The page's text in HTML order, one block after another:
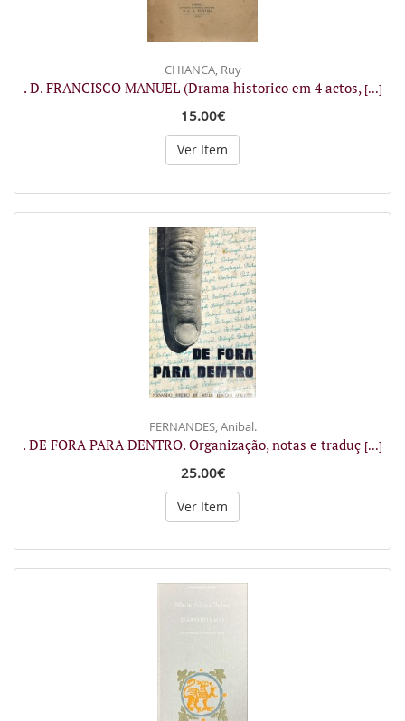
CHIANCA, Ruy
. D. FRANCISCO MANUEL (Drama historico em 4 actos, [...]
15.00€
Ver Item
FERNANDES, Anibal.
. DE FORA PARA DENTRO. Organização, notas e traduç [...]
25.00€
Ver Item